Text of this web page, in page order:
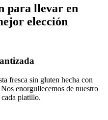
para llevar en
elección
fresca sin gluten hecha con
enorgullecemos de nuestro
platillo.